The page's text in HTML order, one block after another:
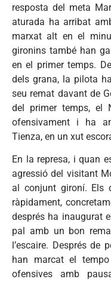
resposta del meta
aturada ha arribat
marxat alt en el
gironins també han
en el primer temps.
dels grana, la pilota
seu remat davant de
del primer temps, el
ofensivament i ha
Tienza, en un xut
En la represa, i quan
agressió del visitant
al conjunt gironí. Els
ràpidament,
després ha inaugurat
pal amb un bon
l’escaire. Després de
han marcat el
ofensives amb